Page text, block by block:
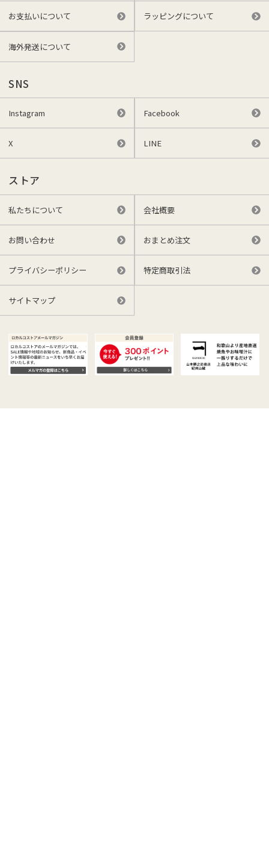
お支払いについて ラッピングについて
海外発送について
SNS
Instagram Facebook
X LINE
ストア
私たちについて 会社概要
お問い合わせ おまとめ注文
プライバシーポリシー 特定商取引法
サイトマップ